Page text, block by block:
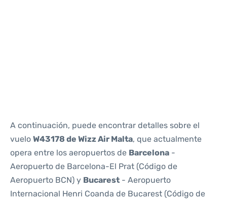
A continuación, puede encontrar detalles sobre el
vuelo W43178 de Wizz Air Malta, que actualmente
opera entre los aeropuertos de Barcelona -
Aeropuerto de Barcelona-El Prat (Código de
Aeropuerto BCN) y Bucarest - Aeropuerto
Internacional Henri Coanda de Bucarest (Código de